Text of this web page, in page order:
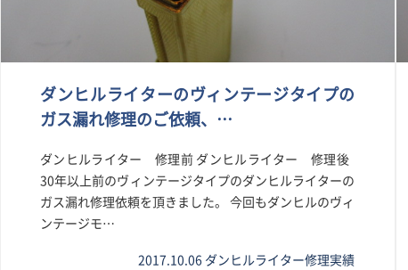
ダンヒルライターのヴィンテージタイプの
ガス漏れ修理のご依頼、…
ダンヒルライター 修理前 ダンヒルライター 修理後
30年以上前のヴィンテージタイプのダンヒルライターの
ガス漏れ修理依頼を頂きました。 今回もダンヒルのヴィ
ンテージモ…
2017.10.06 ダンヒルライター修理実績